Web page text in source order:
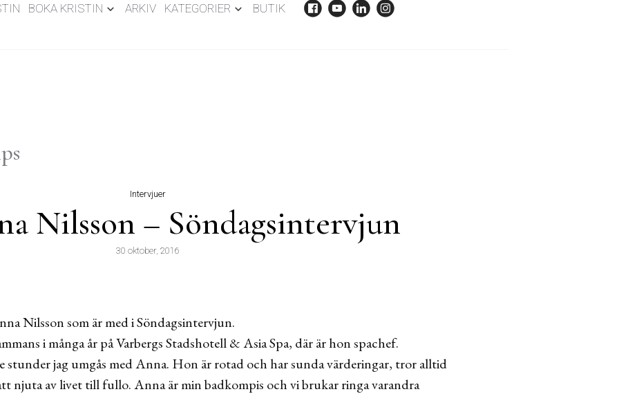
BOKA KRISTIN ARKIV KATEGORIER BUTIK
Intervjuer
Nilsson – Söndagsintervjun
30 oktober, 2016
Nilsson som är med i Söndagsintervjun.
i många år på Varbergs Stadshotell & Asia Spa, där är hon spachef.
stunder jag umgås med Anna. Hon är rotad och har sunda värderingar, tror alltid
njuta av livet till fullo. Anna är min badkompis och vi brukar ringa varandra